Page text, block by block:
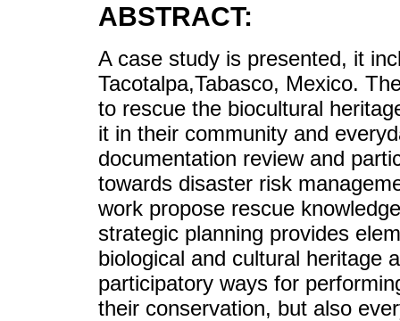
ABSTRACT:
A case study is presented, it
Tacotalpa,Tabasco, Mexico.
to rescue the biocultural
it in their community and
documentation review and
towards disaster risk
work propose rescue
strategic planning provides
biological and cultural heritage
participatory ways for
their conservation, but also